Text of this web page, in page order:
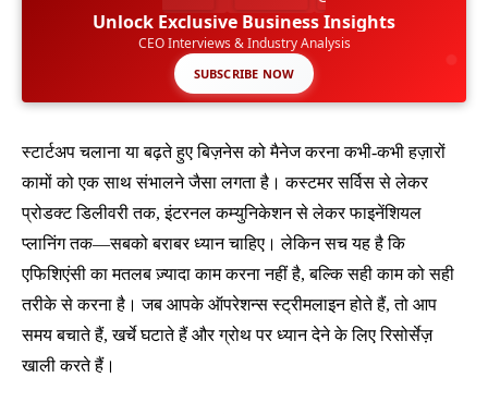
Unlock Exclusive Business Insights
CEO Interviews & Industry Analysis
SUBSCRIBE NOW
स्टार्टअप चलाना या बढ़ते हुए बिज़नेस को मैनेज करना कभी-कभी हज़ारों
कामों को एक साथ संभालने जैसा लगता है। कस्टमर सर्विस से लेकर
प्रोडक्ट डिलीवरी तक, इंटरनल कम्युनिकेशन से लेकर फाइनेंशियल
प्लानिंग तक—सबको बराबर ध्यान चाहिए। लेकिन सच यह है कि
एफिशिएंसी का मतलब ज़्यादा काम करना नहीं है, बल्कि सही काम को सही
तरीके से करना है। जब आपके ऑपरेशन्स स्ट्रीमलाइन होते हैं, तो आप
समय बचाते हैं, खर्चे घटाते हैं और ग्रोथ पर ध्यान देने के लिए रिसोर्सेज़
खाली करते हैं।